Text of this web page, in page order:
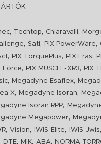
, Techtop, Chiaravalli,
,Sati, PIX PowerWare,
, PIX TorquePlus, PIX Fras,
Force, PIX MUSCLE-XR3, PIX
, Megadyne Esaflex,
X, Megadyne Isoran,
Isoran RPP,
Megapower,
,Vision, IWIS-Elite, IWIS-Jwis,
DTE, MIK, ABA, NORMA